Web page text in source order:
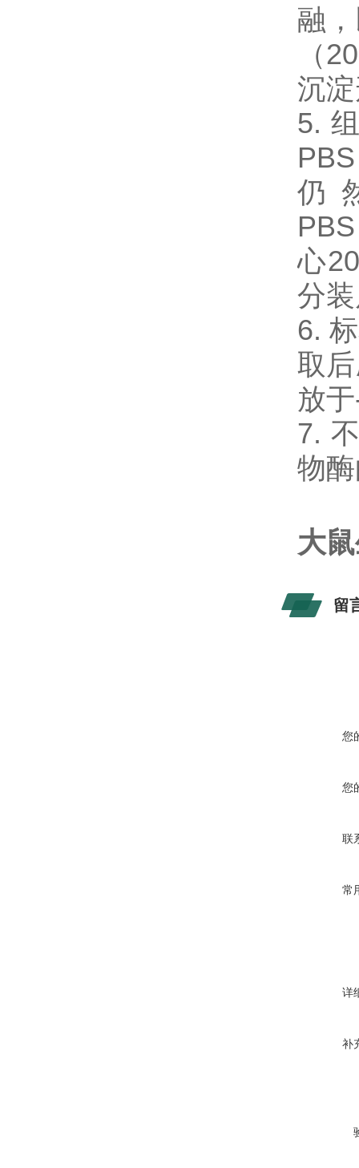
融
（
沉
5.
仍
心
分
6.
取
放
7.
物
大
留
您
您
联
常
详
补